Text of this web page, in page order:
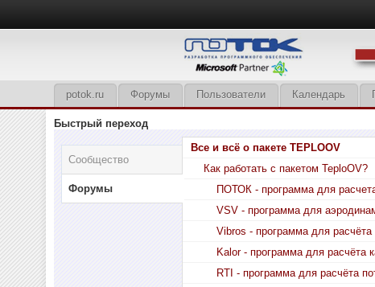
potok.ru Форумы Пользователи Календарь
Быстрый переход
Сообщество
Форумы
Все и всё о пакете TEPLOOV
Как работать с пакетом TeploOV?
ПОТОК - программа для
VSV - программа для
Vibros - программа для
Kalor - программа для расчёта
RTI - программа для расчёта